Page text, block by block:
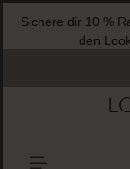
springen
Sichere dir 10 %
den